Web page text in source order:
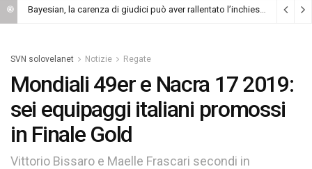
Bayesian, la carenza di giudici può aver rallentato l’inchiesta (Cronaca)
SVN solovelanet Notizie Regate
Mondiali 49er e Nacra 17 2019:
sei equipaggi italiani promossi
in Finale Gold
Vittorio Bissaro e Maelle Frascari secondi in